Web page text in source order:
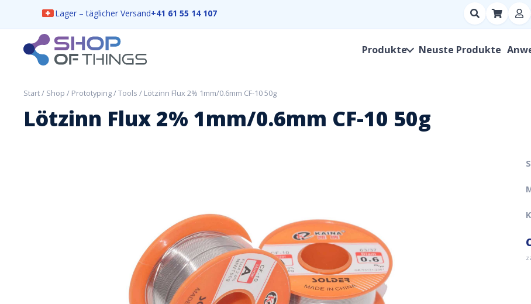
Lager – täglicher Versand+41 61 55 14 107
Suchen
nach
Hersteller,
ShopOfThings
Produkte Neuste Produkte
Start/ Shop / Prototyping/Tools / Lötzinn Flux 2% 1mm/0.6mm CF-10 50g
Lötzinn Flux 2% 1mm/0.6mm CF-10 50g